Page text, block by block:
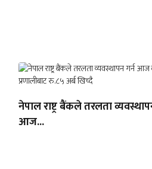
नेपाल राष्ट्र बैंकले तरलता
आज...